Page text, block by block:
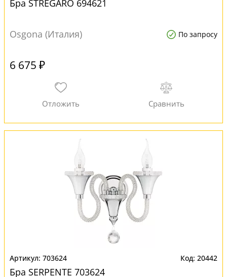
Бра STREGARO 694621
Osgona (Италия) По запросу
6 675 ₽
703624 20442
Бра SERPENTE 703624